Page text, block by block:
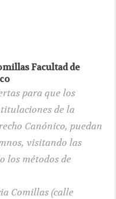
Facultad de
para que los
de la
Canónico, puedan
visitando las
los métodos de
Comillas (calle